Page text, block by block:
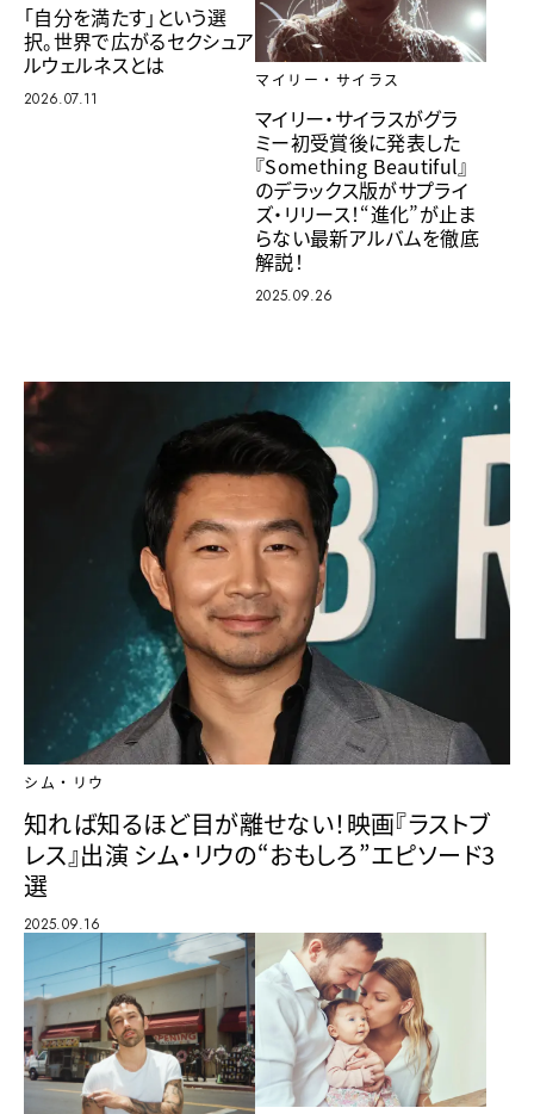
「自分を満たす」という選
択。世界で広がるセクシュア
ルウェルネスとは
2026.07.11
マイリー・サイラス
マイリー・サイラスがグラ
ミー初受賞後に発表した
『Something Beautiful』
のデラックス版がサプライ
ズ・リリース！“進化”が止ま
らない最新アルバムを徹底
解説！
2025.09.26
シム・リウ
知れば知るほど目が離せない！映画『ラストブ
レス』出演 シム・リウの“おもしろ”エピソード3
選
2025.09.16